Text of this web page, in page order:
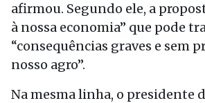
afirmou. Segundo ele, a
à nossa economia” que pode
“consequências graves e sem
nosso agro”.
Na mesma linha, o presidente